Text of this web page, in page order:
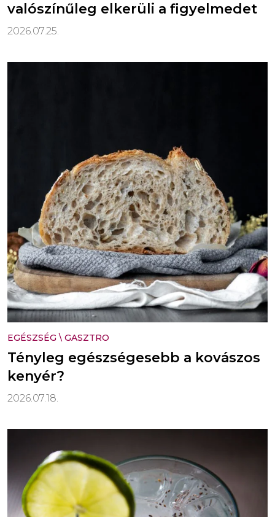
valószínűleg elkerüli a figyelmedet
2026.07.25.
EGÉSZSÉG \ GASZTRO
Tényleg egészségesebb a kovászos
kenyér?
2026.07.18.